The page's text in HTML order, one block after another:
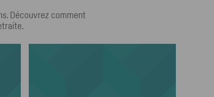
Découvrez comment